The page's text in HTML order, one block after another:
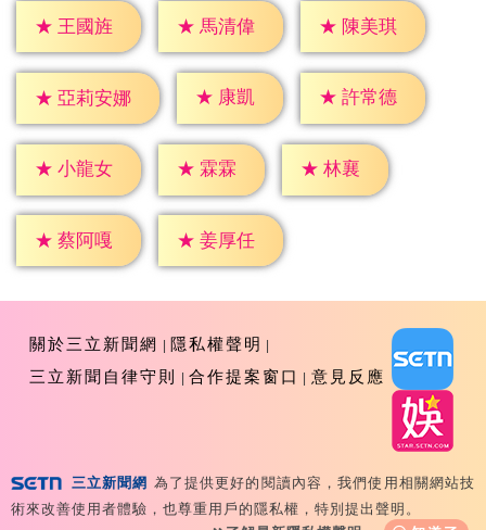
★ 王國旌 ★ 馬清偉 ★ 陳美琪
★ 亞莉安娜 ★ 康凱 ★ 許常德
★ 小龍女 ★ 霖霖 ★ 林襄
★ 蔡阿嘎 ★ 姜厚任
關於三立新聞網
隱私權聲明
三立新聞自律守則
合作提案窗口 意見反應
Copyright ©2026 Sanlih E-Television All Rights
Reserved 版權所有 盜用必究 台北市內湖區舊宗路一段159
三立新聞網 為了提供更好的閱讀內容，我們使用相關網站技
術來改善使用者體驗，也尊重用戶的隱私權，特別提出聲明。